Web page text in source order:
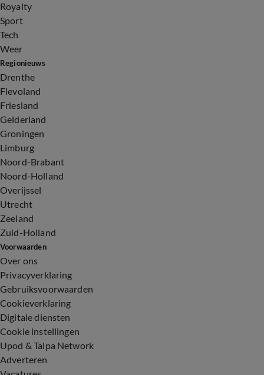
Royalty
Sport
Tech
Weer
Regionieuws
Drenthe
Flevoland
Friesland
Gelderland
Groningen
Limburg
Noord-Brabant
Noord-Holland
Overijssel
Utrecht
Zeeland
Zuid-Holland
Voorwaarden
Over ons
Privacyverklaring
Gebruiksvoorwaarden
Cookieverklaring
Digitale diensten
Cookie instellingen
Upod & Talpa Network
Adverteren